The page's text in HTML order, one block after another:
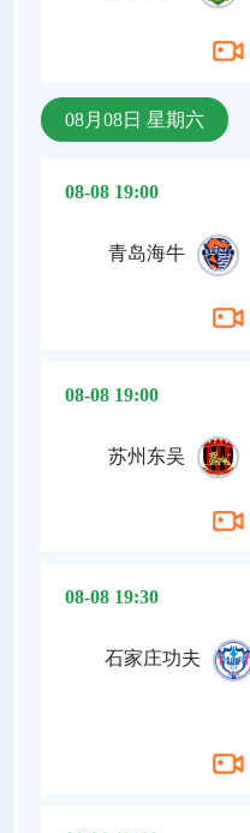
08月08日 星期六
08-08 19:00
青岛海牛
08-08 19:00
苏州东吴
08-08 19:30
石家庄功夫